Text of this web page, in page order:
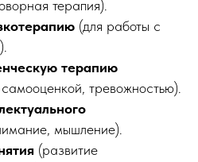
терапия).
(для работы с
терапию
тревожностью).
мышление).
(развитие